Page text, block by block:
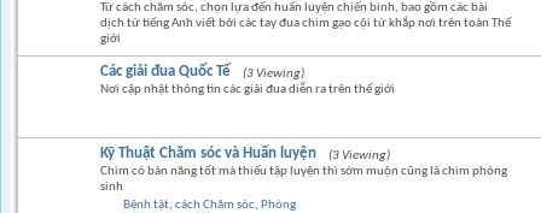
Từ cách chăm sóc, chọn lựa đến huấn luyện chiến binh, bao gồm các bài
dịch từ tiếng Anh viết bởi các tay đua chim gạo cội từ khắp nơi trên toàn Thế
giới
Các giải đua Quốc Tế
(3 Viewing)
Nơi cập nhật thông tin các giải đua diễn ra trên thế giới
Kỹ Thuật Chăm sóc và Huấn luyện
(3 Viewing)
Chim có bản năng tốt mà thiếu tập luyện thì sớm muộn cũng là chim phóng
sinh
Bệnh tật, cách Chăm sóc, Phòng